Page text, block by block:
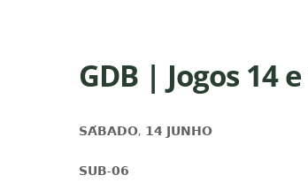
GDB | Jogos 14
𝗦𝗔́𝗕𝗔𝗗𝗢, 𝟭𝟰 𝗝𝗨𝗡𝗛𝗢
𝗦𝗨𝗕-𝟬𝟲